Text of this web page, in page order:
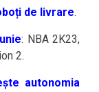
de livrare.
: NBA 2K23,
2.
autonomia